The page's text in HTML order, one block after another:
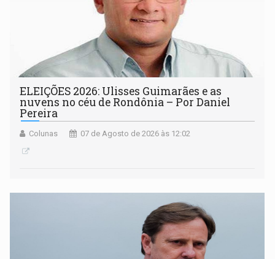
ELEIÇÕES 2026: Ulisses Guimarães e as
nuvens no céu de Rondônia – Por Daniel
Pereira
Colunas 07 de Agosto de 2026 às 12:02